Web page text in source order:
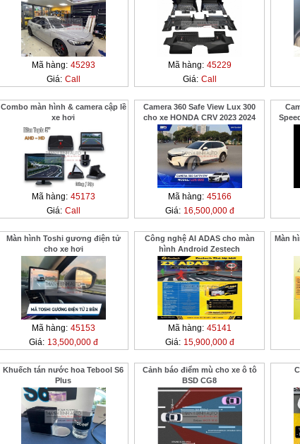
Mã hàng: 45293
Giá: Call
Mã hàng: 45229
Giá: Call
Combo màn hình & camera cập lề
xe hơi
Mã hàng: 45173
Giá: Call
Camera 360 Safe View Lux 300
cho xe HONDA CRV 2023 2024
Mã hàng: 45166
Giá: 16,500,000 đ
Màn hình Toshi gương điện tử
cho xe hơi
Mã hàng: 45153
Giá: 13,500,000 đ
Công nghệ AI ADAS cho màn
hình Android Zestech
Mã hàng: 45141
Giá: 15,900,000 đ
Màn
Khuếch tán nước hoa Tebool S6
Plus
Cảnh báo điểm mù cho xe ô tô
BSD CG8